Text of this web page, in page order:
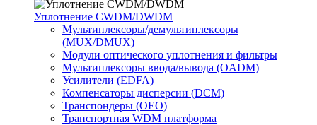
Уплотнение CWDM/DWDM
Мультиплексоры/демультиплексоры
(MUX/DMUX)
Модули оптического уплотнения и фильтры
Мультиплексоры ввода/вывода (OADM)
Усилители (EDFA)
Компенсаторы дисперсии (DCM)
Транспондеры (OEO)
Транспортная WDM платформа